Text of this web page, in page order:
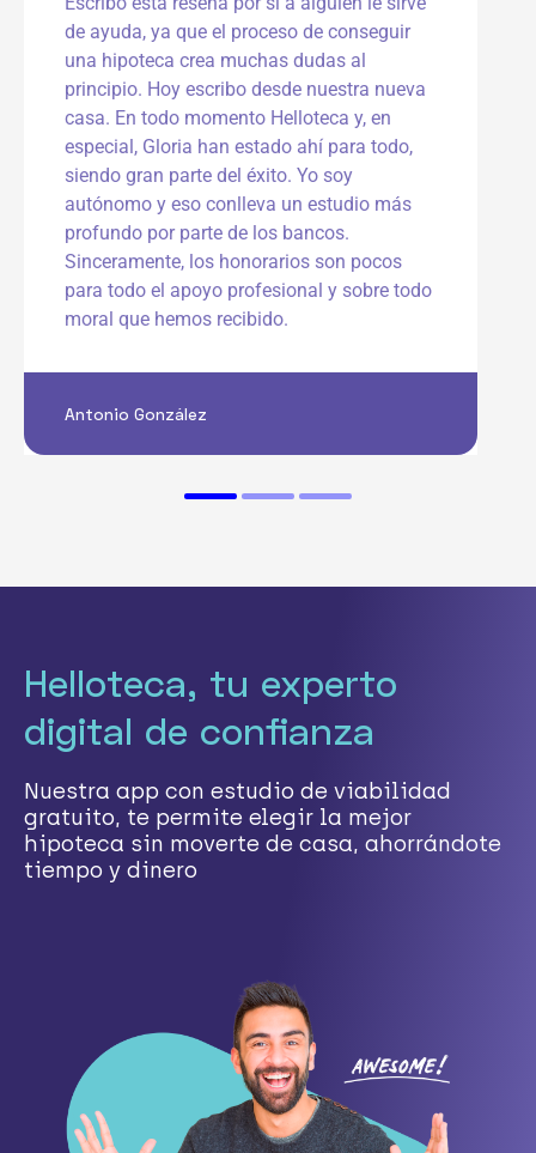
c
o
n
e
5
de ayuda, ya que el proceso de conseguir
una hipoteca crea muchas dudas al
principio. Hoy escribo desde nuestra nueva
casa. En todo momento Helloteca y, en
especial, Gloria han estado ahí para todo,
siendo gran parte del éxito. Yo soy
autónomo y eso conlleva un estudio más
profundo por parte de los bancos.
Sinceramente, los honorarios son pocos
para todo el apoyo profesional y sobre todo
moral que hemos recibido.
Antonio González
Helloteca, tu experto
digital de confianza
Nuestra app con estudio de viabilidad
gratuito, te permite elegir la mejor
hipoteca sin moverte de casa, ahorrándote
tiempo y dinero